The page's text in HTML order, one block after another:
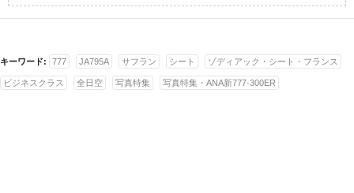
キーワード: 777 JA795A サフラン シート ゾディアック・シート・フランス
ビジネスクラス 全日空 写真特集 写真特集・ANA新777-300ER